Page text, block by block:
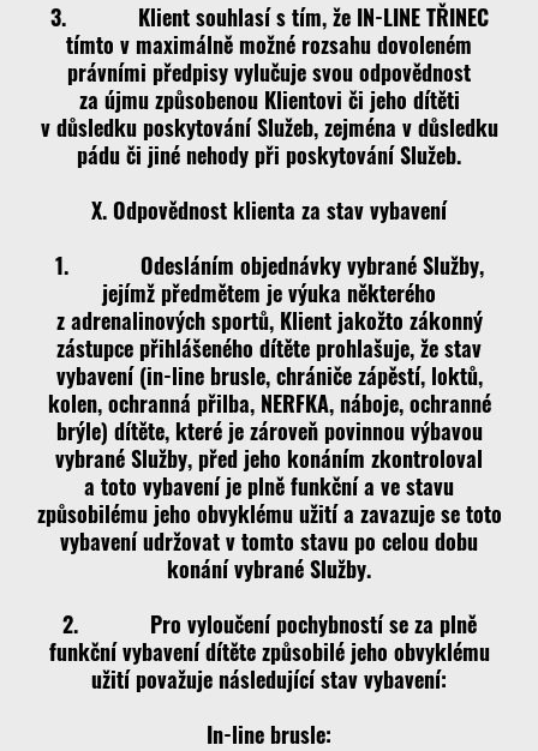
3. Klient souhlasí s tím, že IN-LINE TŘINEC
tímto v maximálně možné rozsahu dovoleném
právními předpisy vylučuje svou odpovědnost
za újmu způsobenou Klientovi či jeho dítěti
v důsledku poskytování Služeb, zejména v důsledku
pádu či jiné nehody při poskytování Služeb.
X. Odpovědnost klienta za stav vybavení
1. Odesláním objednávky vybrané Služby,
jejímž předmětem je výuka některého
z adrenalinových sportů, Klient jakožto zákonný
zástupce přihlášeného dítěte prohlašuje, že stav
vybavení (in-line brusle, chrániče zápěstí, loktů,
kolen, ochranná přilba, NERFKA, náboje, ochranné
brýle) dítěte, které je zároveň povinnou výbavou
vybrané Služby, před jeho konáním zkontroloval
a toto vybavení je plně funkční a ve stavu
způsobilému jeho obvyklému užití a zavazuje se toto
vybavení udržovat v tomto stavu po celou dobu
konání vybrané Služby.
2. Pro vyloučení pochybností se za plně
funkční vybavení dítěte způsobilé jeho obvyklému
užití považuje následující stav vybavení:
In-line brusle: